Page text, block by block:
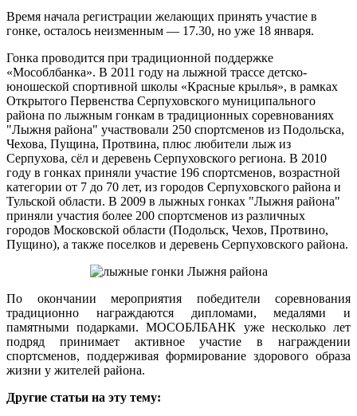
Время начала регистрации желающих принять участие в
гонке, осталось неизменным — 17.30, но уже 18 января.
Гонка проводится при традиционной поддержке
«Мособлбанка». В 2011 году на лыжной трассе детско-
юношеской спортивной школы «Красные крылья», в рамках
Открытого Первенства Серпуховского муниципального
района по лыжным гонкам в традиционных соревнованиях
"Лыжня района" участвовали 250 спортсменов из Подольска,
Чехова, Пущина, Протвина, плюс любители лыж из
Серпухова, сёл и деревень Серпуховского региона. В 2010
году в гонках приняли участие 196 спортсменов, возрастной
категории от 7 до 70 лет, из городов Серпуховского района и
Тульской области. В 2009 в лыжных гонках "Лыжня района"
приняли участия более 200 спортсменов из различных
городов Московской области (Подольск, Чехов, Протвино,
Пущино), а также поселков и деревень Серпуховского района.
По окончании мероприятия победители соревнования
традиционно награждаются дипломами, медалями и
памятными подарками. МОСОБЛБАНК уже несколько лет
подряд принимает активное участие в награждении
спортсменов, поддерживая формирование здорового образа
жизни у жителей района.
Другие статьи на эту тему: